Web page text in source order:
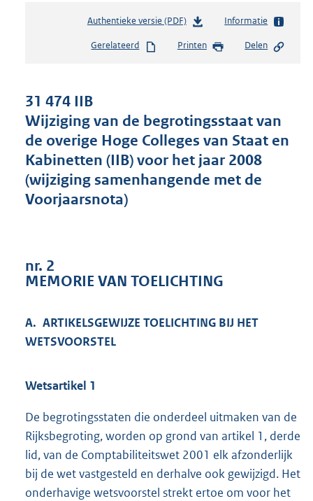
Authentieke versie (PDF)b
s
s
g
o
o
K
Informatie
Gerelateerd Printen Delen
31 474 IIB
Wijziging van de begrotingsstaat van
de overige Hoge Colleges van Staat en
Kabinetten (IIB) voor het jaar 2008
(wijziging samenhangende met de
Voorjaarsnota)
nr. 2
MEMORIE VAN TOELICHTING
A. ARTIKELSGEWIJZE TOELICHTING BIJ HET
WETSVOORSTEL
Wetsartikel 1
De begrotingsstaten die onderdeel uitmaken van de
Rijksbegroting, worden op grond van artikel 1, derde
lid, van de Comptabiliteitswet 2001 elk afzonderlijk
bij de wet vastgesteld en derhalve ook gewijzigd. Het
onderhavige wetsvoorstel strekt ertoe om voor het